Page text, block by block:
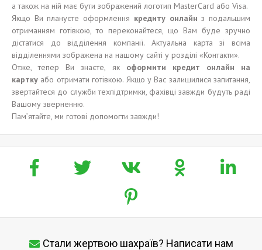
а також на ній має бути зображений логотип MasterCard або Visa.
Якщо Ви плануєте оформлення кредиту онлайнз подальшим
отриманням готівкою, то переконайтеся, що Вам буде зручно
дістатися до відділення компанії. Актуальна карта зі всіма
відділеннями зображена на нашому сайті у розділі «Контакти».
Отже, тепер Ви знаєте, як оформити кредит онлайн на
картку або отримати готівкою. Якщо у Вас залишилися запитання,
звертайтеся до служби техпідтримки, фахівці завжди будуть раді
Вашому зверненню.
Пам’ятайте, ми готові допомогти завжди!
Стали жертвою шахраїв? Написати нам